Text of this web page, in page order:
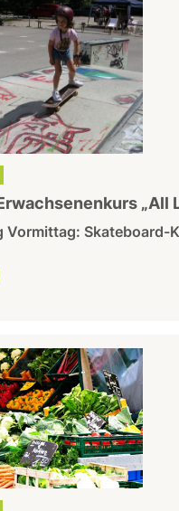
„All
Vormittag: Skateboard-